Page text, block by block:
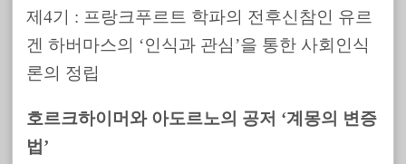
제4기 : 프랑크푸르트 학파의 전후신참인 유르
겐 하버마스의 ‘인식과 관심’을 통한 사회인식
론의 정립
호르크하이머와 아도르노의 공저 ‘계몽의 변증
법’